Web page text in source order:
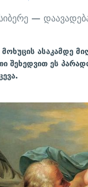
—
ასაკამდე
შეხედვით ეს